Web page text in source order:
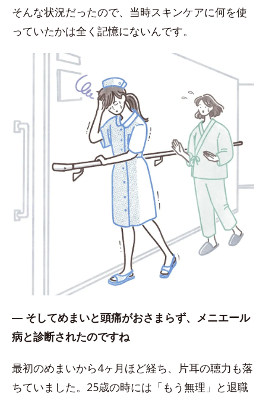
そんな状況だったので、当時スキンケアに何を使
っていたかは全く記憶にないんです。
― そしてめまいと頭痛がおさまらず、メニエール
病と診断されたのですね
最初のめまいから4ヶ月ほど経ち、片耳の聴力も落
ちていました。25歳の時には「もう無理」と退職